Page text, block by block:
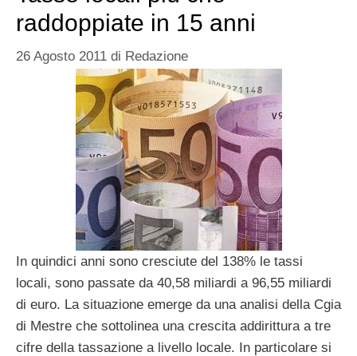
raddoppiate in 15 anni
26 Agosto 2011 di Redazione
In quindici anni sono cresciute del 138% le tassi
locali, sono passate da 40,58 miliardi a 96,55 miliardi
di euro. La situazione emerge da una analisi della Cgia
di Mestre che sottolinea una crescita addirittura a tre
cifre della tassazione a livello locale. In particolare si